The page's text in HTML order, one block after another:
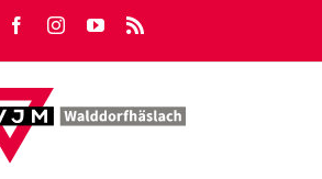
FacebookInstagramYouTube